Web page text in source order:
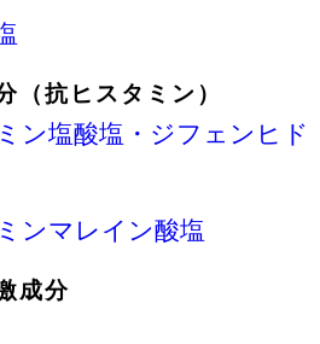
（抗ヒスタミン）
ン塩酸塩・ジフェンヒド
ンマレイン酸塩
成分